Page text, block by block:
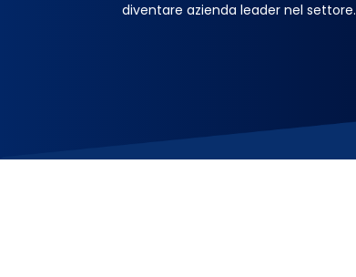
diventare azienda leader nel settore.